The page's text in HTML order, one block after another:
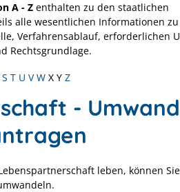
A - Z enthalten zu den staatlichen
alle wesentlichen Informationen zu
Verfahrensablauf, erforderlichen
Rechtsgrundlage.
S T U V W X Y Z
-
leben, können